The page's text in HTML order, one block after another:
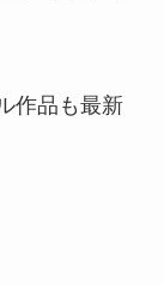
作品も最新